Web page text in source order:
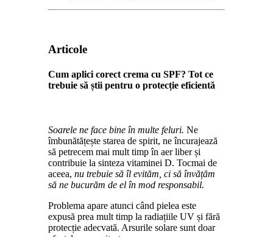
Articole
Cum aplici corect crema cu SPF? Tot ce
trebuie să știi pentru o protecție eficientă
Soarele ne face bine în multe feluri. Ne
îmbunătățește starea de spirit, ne încurajează
să petrecem mai mult timp în aer liber și
contribuie la sinteza vitaminei D. Tocmai de
aceea, nu trebuie să îl evităm, ci să învățăm
să ne bucurăm de el în mod responsabil.
Problema apare atunci când pielea este
expusă prea mult timp la radiațiile UV și fără
protecție adecvată. Arsurile solare sunt doar